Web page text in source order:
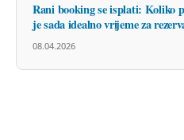
Rani booking se isplati: Koliko
je sada idealno vrijeme za
08.04.2026